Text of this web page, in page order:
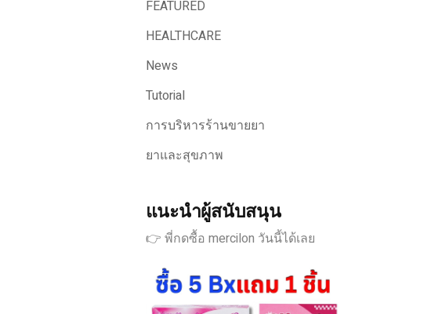
FEATURED
HEALTHCARE
News
Tutorial
การบริหารร้านขายยา
ยาและสุขภาพ
แนะนำผู้สนับสนุน
👉 พี่กดซื้อ mercilon วันนี้ได้เลย